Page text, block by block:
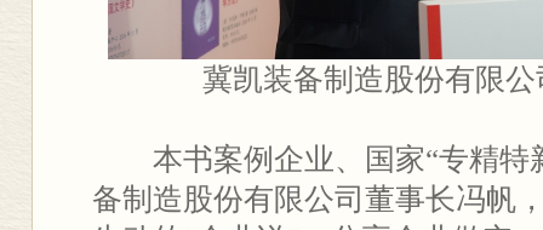
冀凯装备制造股份有限
本书案例企业、国家“专精特
备制造股份有限公司董事长冯帆